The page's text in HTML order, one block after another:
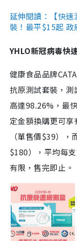
延伸閱讀：【快
裝！最平$15起 政
YHLO新冠病毒快
健康食品品牌
抗原測試套裝，
高達98.26%，最
定金額換購更可
（單售價$39）
$180），平均每
有限，售完即止。